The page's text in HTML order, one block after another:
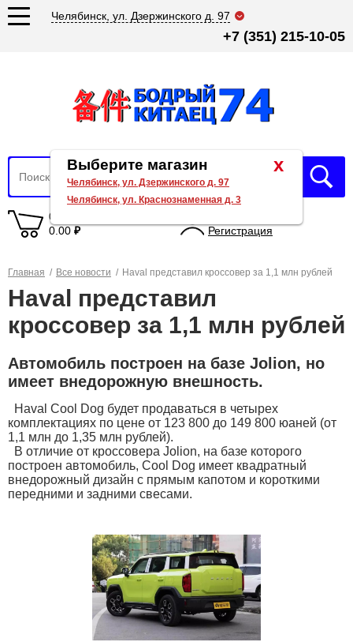
Челябинск, ул. Дзержинского д. 97
+7 (351) 215-10-05
0 товаров
0.00 ₽
Регистрация
Главная / Все новости / Haval представил кроссовер за 1,1 млн рублей
Haval представил
кроссовер за 1,1 млн рублей
Автомобиль построен на базе Jolion, но
имеет внедорожную внешность.
Haval Cool Dog будет продаваться в четырех
комплектациях по цене от 123 800 до 149 800 юаней (от
1,1 млн до 1,35 млн рублей).
В отличие от кроссовера Jolion, на базе которого
построен автомобиль, Cool Dog имеет квадратный
внедорожный дизайн с прямым капотом и короткими
передними и задними свесами.
x
Выберите магазин
Челябинск, ул. Дзержинского д. 97
Челябинск, ул. Краснознаменная д. 3